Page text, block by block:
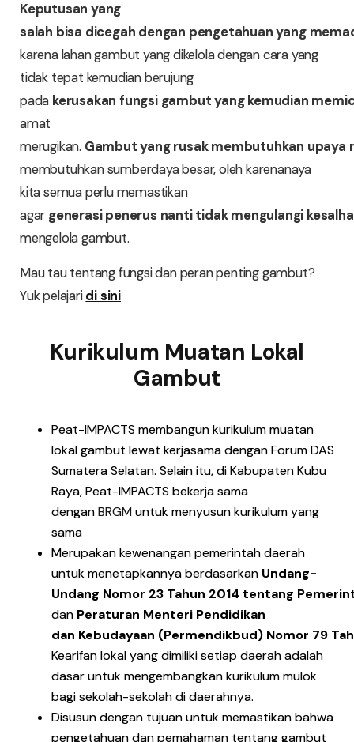
Keputusan yang
salah bisa dicegah dengan pengetahuanyang
karena lahan gambut yang dikelola dengan cara yang
tidak tepat kemudian berujung
pada kerusakan fungsi gambutyang kemudian
amat
merugikan. Gambutyangrusak membutuhkan upaya
membutuhkan sumberdaya besar, oleh karenanaya
kita semua perlu memastikan
agar generasi penerus nanti tidak mengulangi
mengelola gambut.
Mau tau tentang fungsi dan peran penting gambut?
Yuk pelajaridi sini
Kurikulum Muatan Lokal
Gambut
Peat-IMPACTS membangun kurikulum muatan
lokal gambut lewat kerjasama dengan Forum DAS
Sumatera Selatan. Selain itu, di Kabupaten Kubu
Raya, Peat-IMPACTS bekerja sama
denganBRGMuntuk menyusun kurikulum yang
sama
Merupakan kewenangan pemerintah daerah
untuk menetapkannya berdasarkan Undang-
Undang Nomor 23 Tahun 2014 tentang
dan Peraturan Menteri Pendidikan
dan Kebudayaan (Permendikbud) Nomor 79
Kearifan lokal yang dimiliki setiap daerah adalah
dasar untuk mengembangkan kurikulum mulok
bagi sekolah-sekolah di daerahnya.
Disusun dengan tujuan untuk memastikan bahwa
pengetahuan dan pemahaman tentang gambut